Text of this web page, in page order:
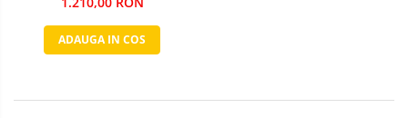
ADAUGA IN COS